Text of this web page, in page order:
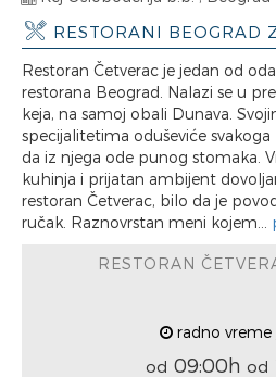
RESTORANI BEOGRAD
Restoran Četverac je jedan od
restorana Beograd. Nalazi se u
keja, na samoj obali Dunava.
specijalitetima oduševiće
da iz njega ode punog stomaka.
kuhinja i prijatan ambijent
restoran Četverac, bilo da je
ručak. Raznovrstan meni kojem...
RESTORAN
radno vreme
od 09:00h od